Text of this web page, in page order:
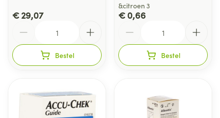
€ 29,07
Bestel
&citroen 3
€ 0,66
Bestel